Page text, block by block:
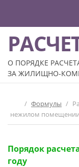
О ПОРЯДКЕ
ЗА ЖИЛИЩНО-
/ Формулы /
нежилом
Порядок
году